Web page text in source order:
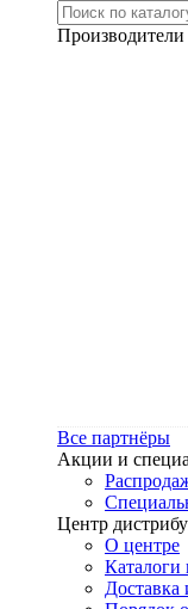
Все партнёры
Акции и
Центр
О центре
Каталоги
Доставка